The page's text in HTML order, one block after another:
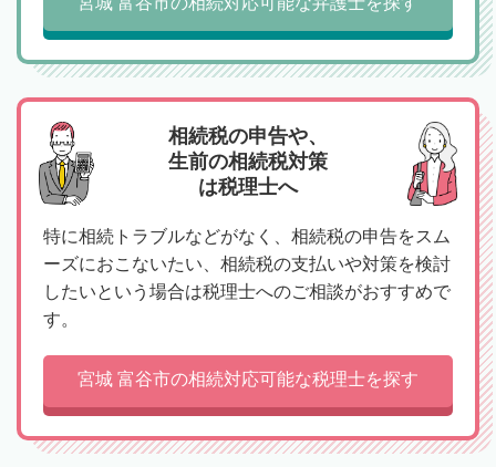
相続税の申告や、
生前の相続税対策
は税理士へ
特に相続トラブルなどがなく、相続税の申告をスム
ーズにおこないたい、相続税の支払いや対策を検討
したいという場合は税理士へのご相談がおすすめで
す。
宮城 富谷市の相続対応可能な税理士を探す